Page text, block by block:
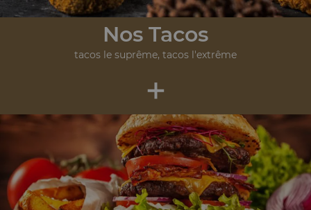
Nos Tacos
tacos le suprême, tacos l'extrême
+